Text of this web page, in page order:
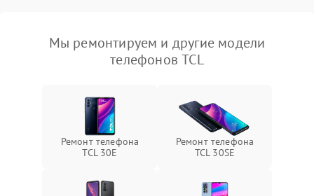
Мы ремонтируем и другие модели
телефонов TCL
Ремонт телефона
TCL 30Е
Ремонт телефона
TCL 30SE